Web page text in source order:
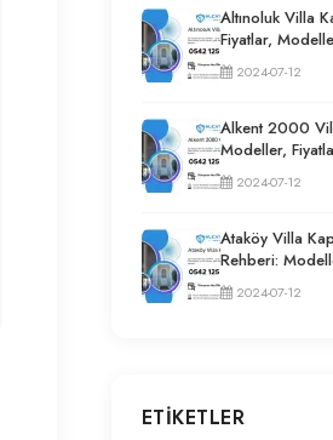
Altınoluk Villa
Fiyatlar,
Uzman Seçim
2024-07-12
Alkent 2000
Modeller,
Uzman Seçim
2024-07-12
Ataköy Villa
Rehberi:
ve Uzman
2024-07-12
ETIKETLER